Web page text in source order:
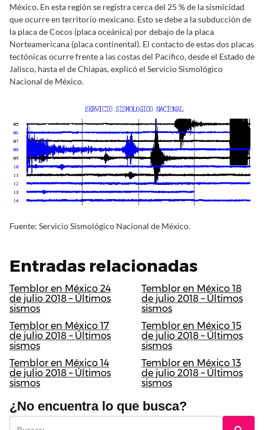
México. En esta región se registra cerca del 25 % de la sismicidad
que ocurre en territorio mexicano. Esto se debe a la subducción de
la placa de Cocos (placa oceánica) por debajo de la placa
Norteamericana (placa continental). El contacto de estas dos placas
tectónicas ocurre frente a las costas del Pacífico, desde el Estado de
Jalisco, hasta el de Chiapas, explicó el Servicio Sismológico
Nacional de México.
Fuente: Servicio Sismológico Nacional de México.
Entradas relacionadas
Temblor en México 24
de julio 2018 – Últimos
sismos
Temblor en México 18
de julio 2018 – Últimos
sismos
Temblor en México 17
de julio 2018 – Últimos
sismos
Temblor en México 15
de julio 2018 – Últimos
sismos
Temblor en México 14
de julio 2018 – Últimos
sismos
Temblor en México 13
de julio 2018 – Últimos
sismos
¿No encuentra lo que busca?